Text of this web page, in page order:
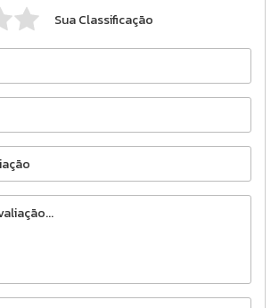
Sua Classificação